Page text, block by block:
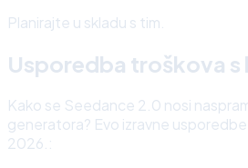
Planirajte u skladu s tim.
Usporedba troškova
Kako se Seedance 2.0 nosi
generatora? Evo izravne
2026.: